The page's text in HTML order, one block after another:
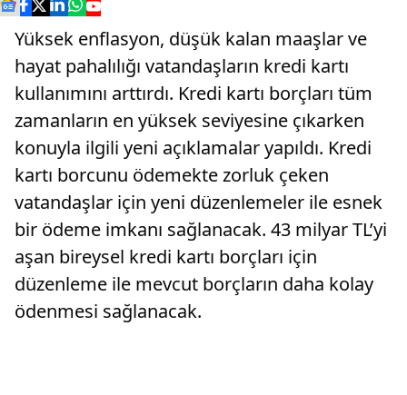
Yüksek enflasyon, düşük kalan maaşlar ve
hayat pahalılığı vatandaşların kredi kartı
kullanımını arttırdı. Kredi kartı borçları tüm
zamanların en yüksek seviyesine çıkarken
konuyla ilgili yeni açıklamalar yapıldı. Kredi
kartı borcunu ödemekte zorluk çeken
vatandaşlar için yeni düzenlemeler ile esnek
bir ödeme imkanı sağlanacak. 43 milyar TL’yi
aşan bireysel kredi kartı borçları için
düzenleme ile mevcut borçların daha kolay
ödenmesi sağlanacak.